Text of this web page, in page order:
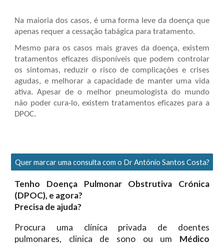
Na maioria dos casos, é uma forma leve da doença que
apenas requer a cessação tabágica para tratamento.
Mesmo para os casos mais graves da doença, existem
tratamentos eficazes disponíveis que podem controlar
os sintomas, reduzir o risco de complicações e crises
agudas, e melhorar a capacidade de manter uma vida
ativa. Apesar de o melhor pneumologista do mundo
não poder cura-lo, existemtratamentos eficazes para a
DPOC.
Quer marcar uma consulta com o Dr António Santos Costa?
Tenho Doença Pulmonar Obstrutiva Crónica
(DPOC), e agora?
Precisa de ajuda?
Procura uma clínica privada de doentes
pulmonares, clinica de sono ou um Médico